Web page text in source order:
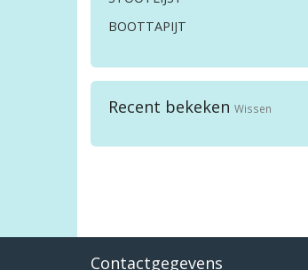
BOOTTAPIJT
Recent bekeken Wissen
Contactgegevens